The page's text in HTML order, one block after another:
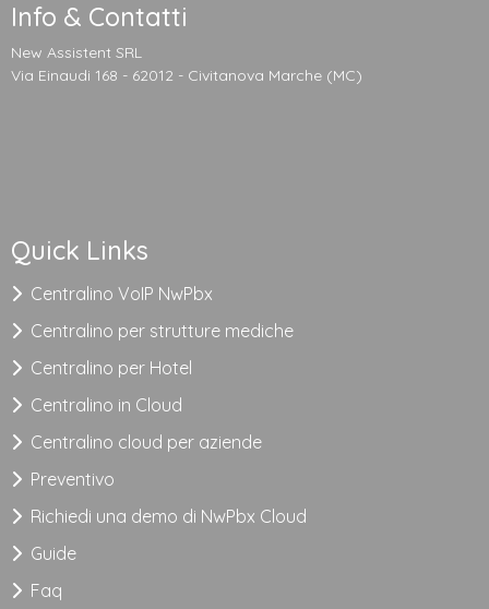
Info & Contatti
New Assistent SRL
Via Einaudi 168 - 62012 - Civitanova Marche (MC)
Quick Links
Centralino VoIP NwPbx
Centralino per strutture mediche
Centralino per Hotel
Centralino in Cloud
Centralino cloud per aziende
Preventivo
Richiedi una demo di NwPbx Cloud
Guide
Faq